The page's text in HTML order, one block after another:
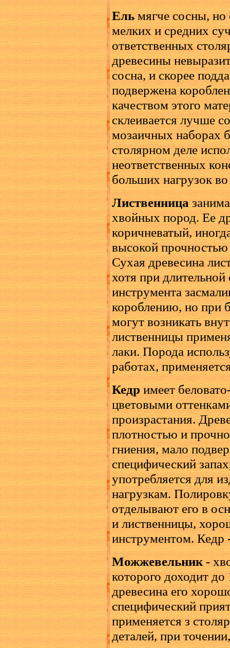
Ельмягче сосны, но
мелких и средних
ответственных
древесины
сосна, и скорее
подвержена
качеством этого
склеивается лучше
мозаичных наборах
столярном деле
неответственных
больших нагрузок
Лиственница
хвойных пород. Ее
коричневатый,
высокой прочностью
Сухая древесина
хотя при
инструмента
короблению, но при
могут возникать
лиственницы
лаки. Порода
работах,
Кедр имеет
цветовыми
произрастания.
плотностью и
гниения, мало
специфический
употребляется для
нагрузкам.
отделывают его в
и лиственницы,
инструментом. Кедр
Можжевельник -
которого доходит
древесина его
специфический
применяется з
деталей, при